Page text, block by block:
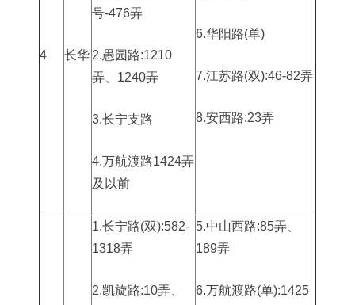
4 长华
号-476弄
2.愚园路:1210
弄、1240弄
3.长宁支路
4.万航渡路1424弄
及以前
6.华阳路(单)
7.江苏路(双):46-82弄
8.安西路:23弄
1.长宁路(双):582-
1318弄
2.凯旋路:10弄、
5.中山西路:85弄、
189弄
6.万航渡路(单):1425